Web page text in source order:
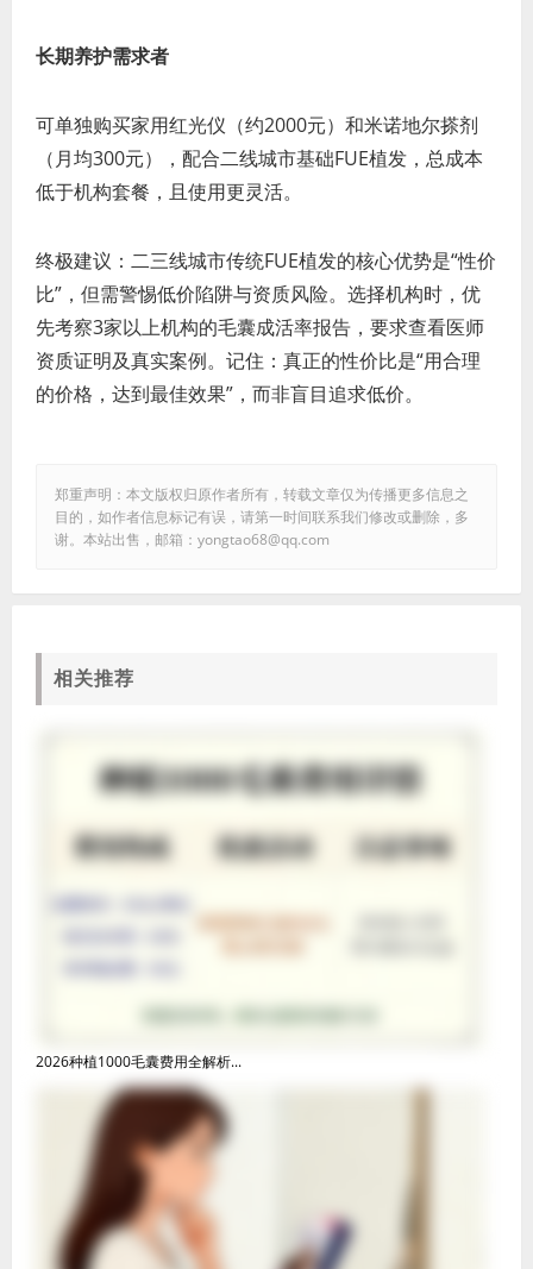
长期养护需求者
可单独购买家用红光仪（约2000元）和米诺地尔搽剂
（月均300元），配合二线城市基础FUE植发，总成本
低于机构套餐，且使用更灵活。
终极建议：二三线城市传统FUE植发的核心优势是“性价
比”，但需警惕低价陷阱与资质风险。选择机构时，优
先考察3家以上机构的毛囊成活率报告，要求查看医师
资质证明及真实案例。记住：真正的性价比是“用合理
的价格，达到最佳效果”，而非盲目追求低价。
郑重声明：本文版权归原作者所有，转载文章仅为传播更多信息之
目的，如作者信息标记有误，请第一时间联系我们修改或删除，多
谢。本站出售，邮箱：yongtao68@qq.com
相关推荐
2026种植1000毛囊费用全解析...